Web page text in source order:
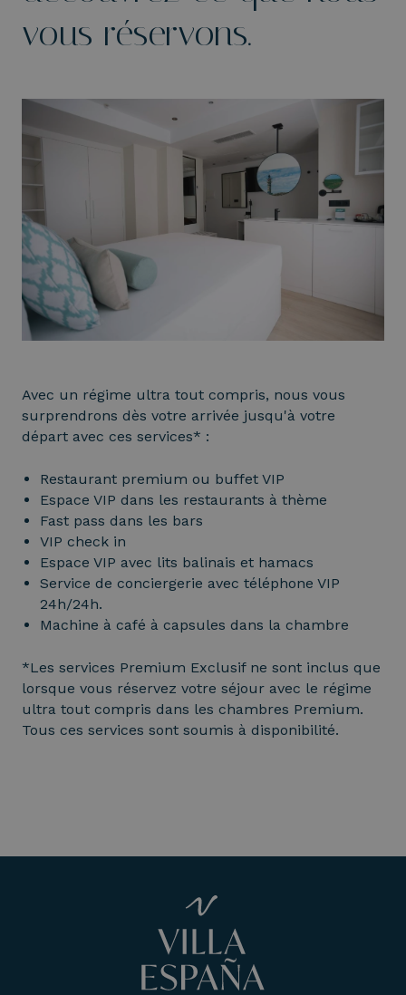
vous réservons.
Avec un régime ultra tout compris, nous vous
surprendrons dès votre arrivée jusqu'à votre
départ avec ces services* :
Restaurant premium ou buffet VIP
Espace VIP dans les restaurants à thème
Fast pass dans les bars
VIP check in
Espace VIP avec lits balinais et hamacs
Service de conciergerie avec téléphone VIP
24h/24h.
Machine à café à capsules dans la chambre
*Les services Premium Exclusif ne sont inclus que
lorsque vous réservez votre séjour avec le régime
ultra tout compris dans les chambres Premium.
Tous ces services sont soumis à disponibilité.